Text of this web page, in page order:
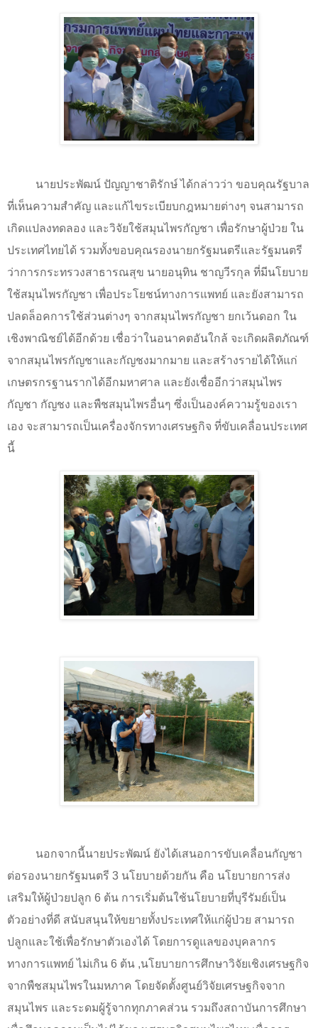
นายประพัฒน์ ปัญญาชาติรักษ์ ได้กล่าวว่า ขอบคุณรัฐบาล
ที่เห็นความสำคัญ และแก้ไขระเบียบกฎหมายต่างๆ จนสามารถ
เกิดแปลงทดลอง และวิจัยใช้สมุนไพรกัญชา เพื่อรักษาผู้ป่วย ใน
ประเทศไทยได้ รวมทั้งขอบคุณรองนายกรัฐมนตรีและรัฐมนตรี
ว่าการกระทรวงสาธารณสุข นายอนุทิน ชาญวีรกุล ที่มีนโยบาย
ใช้สมุนไพรกัญชา เพื่อประโยชน์ทางการแพทย์ และยังสามารถ
ปลดล็อคการใช้ส่วนต่างๆ จากสมุนไพรกัญชา ยกเว้นดอก ใน
เชิงพาณิชย์ได้อีกด้วย เชื่อว่าในอนาคตอันใกล้ จะเกิดผลิตภัณฑ์
จากสมุนไพรกัญชาและกัญชงมากมาย และสร้างรายได้ให้แก่
เกษตรกรฐานรากได้อีกมหาศาล และยังเชื่ออีกว่าสมุนไพร
กัญชา กัญชง และพืชสมุนไพรอื่นๆ ซึ่งเป็นองค์ความรู้ของเรา
เอง จะสามารถเป็นเครื่องจักรทางเศรษฐกิจ ที่ขับเคลื่อนประเทศ
นี้
นอกจากนี้นายประพัฒน์ ยังได้เสนอการขับเคลื่อนกัญชา
ต่อรองนายกรัฐมนตรี 3 นโยบายด้วยกัน คือ นโยบายการส่ง
เสริมให้ผู้ป่วยปลูก 6 ต้น การเริ่มต้นใช้นโยบายที่บุรีรัมย์เป็น
ตัวอย่างที่ดี สนับสนุนให้ขยายทั้งประเทศให้แก่ผู้ป่วย สามารถ
ปลูกและใช้เพื่อรักษาตัวเองได้ โดยการดูแลของบุคลากร
ทางการแพทย์ ไม่เกิน 6 ต้น ,นโยบายการศึกษาวิจัยเชิงเศรษฐกิจ
จากพืชสมุนไพรในมหภาค โดยจัดตั้งศูนย์วิจัยเศรษฐกิจจาก
สมุนไพร และระดมผู้รู้จากทุกภาคส่วน รวมถึงสถาบันการศึกษา